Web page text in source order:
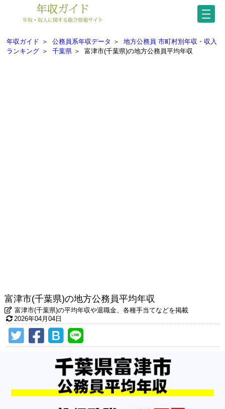
年収ガイド ＞ 公務員系年収データ ＞
地方公務員 市町村別年収・収入
ランキング ＞ 千葉県 ＞ 富津市(千葉県)の地方公務員平均年収
富津市(千葉県)の地方公務員平均年収
富津市(千葉県)の平均年収や退職金、各種手当てなどを掲載
2026年04月04日